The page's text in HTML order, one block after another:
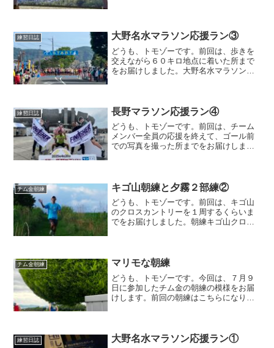
がわかりましたwというこ...
練習日誌 大野名水マラソン応援ラン③
どうも、トモゾーです。前回は、歩きを
交えながら６０キロ地点に着いた所まで
をお届けしました。大野名水マラソン応
も、って思っていました。その直...
練習日誌 長野マラソン応援ラン④
どうも、トモゾーです。前回は、チーム
メンバー全員の応援を終えて、ゴール前
での写真を撮った所までをお届けしまし
に書いてあるカラフルな文...
チム金朝練 キゴ山朝練と夕霧２部練②
どうも、トモゾーです。前回は、キゴ山
のクロスカントリーを１周するくらいま
でをお届けしました。朝練キゴ山クロカ
んポーズでしょうか？w...
チム金朝練 マリモな朝練
どうも、トモゾーです。今回は、７月９
日に参加したチム金の朝練の模様をお届
けします。前回の朝練はこちらになりま
幾つか候補は挙がったも...
練習日誌 大野名水マラソン応援ラン①